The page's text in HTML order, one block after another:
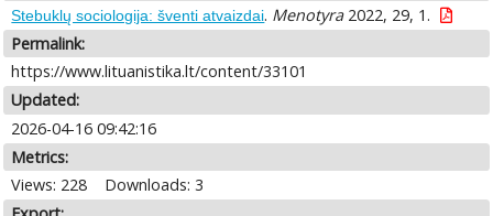
Stebuklų sociologija: šventi atvaizdai. Menotyra2022, 29, 1.
Permalink:
https://www.lituanistika.lt/content/33101
Updated:
2026-04-16 09:42:16
Metrics:
Views: 228
Downloads: 3